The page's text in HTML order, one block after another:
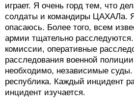
играет. Я очень горд тем, что
солдаты и командиры ЦАХАЛа.
опасаюсь. Более того, всем
армии тщательно
комиссии, оперативные
расследования военной
необходимо, независимые
республика. Каждый инцидент
инцидент изучается.